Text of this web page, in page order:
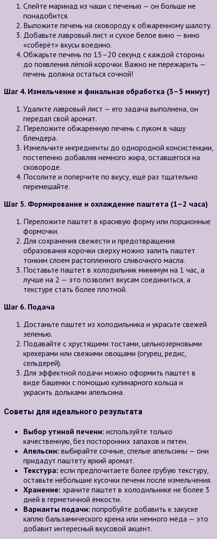
Слейте маринад из чаши с печенью — он больше не
понадобится.
Выложите печень на сковороду к обжаренному шалоту.
Добавьте лавровый лист и сухое белое вино — вино
«соберёт» вкусы воедино.
Обжарьте печень по 15–20 секунд с каждой стороны
до появления лёгкой корочки. Важно не пережарить —
печень должна остаться сочной!
Шаг 4. Измельчение и финальная обработка (3–5 минут)
Удалите лавровый лист — его задача выполнена, он
передал свой аромат.
Переложите обжаренную печень с луком в чашу
блендера.
Измельчите ингредиенты до однородной консистенции,
постепенно добавляя немного жира, оставшегося на
сковороде.
Посолите и поперчите по вкусу, ещё раз тщательно
перемешайте.
Шаг 5. Формирование и охлаждение паштета (1–2 часа)
Переложите паштет в красивую форму или порционные
формочки.
Для сохранения свежести и предотвращения
образования корочки сверху можно залить паштет
тонким слоем растопленного сливочного масла.
Поставьте паштет в холодильник минимум на 1 час, а
лучше на 2 — это позволит вкусам соединиться, а
текстуре стать более плотной.
Шаг 6. Подача
Достаньте паштет из холодильника и украсьте свежей
зеленью.
Подавайте с хрустящими тостами, цельнозерновыми
крекерами или свежими овощами (огурец, редис,
сельдерей).
Для эффектной подачи можно оформить паштет в
виде башенки с помощью кулинарного кольца и
украсить дольками апельсина.
Советы для идеального результата
Выбор утиной печени: используйте только
качественную, без посторонних запахов и пятен.
Апельсин: выбирайте сочные, спелые апельсины — они
придадут паштету яркий аромат.
Текстура: если предпочитаете более грубую текстуру,
оставьте небольшие кусочки печени после измельчения.
Хранение: храните паштет в холодильнике не более 3
дней в герметичной ёмкости.
Варианты подачи: попробуйте добавить к закуске
каплю бальзамического крема или немного мёда — это
добавит интересный вкусовой акцент.